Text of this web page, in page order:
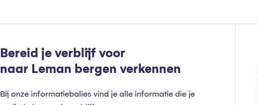
Bereid je verblijf voor
naar Leman bergen verkennen
Bij onze informatiebalies vind je alle informatie die je